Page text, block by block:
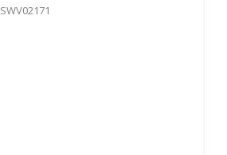
SWV02171